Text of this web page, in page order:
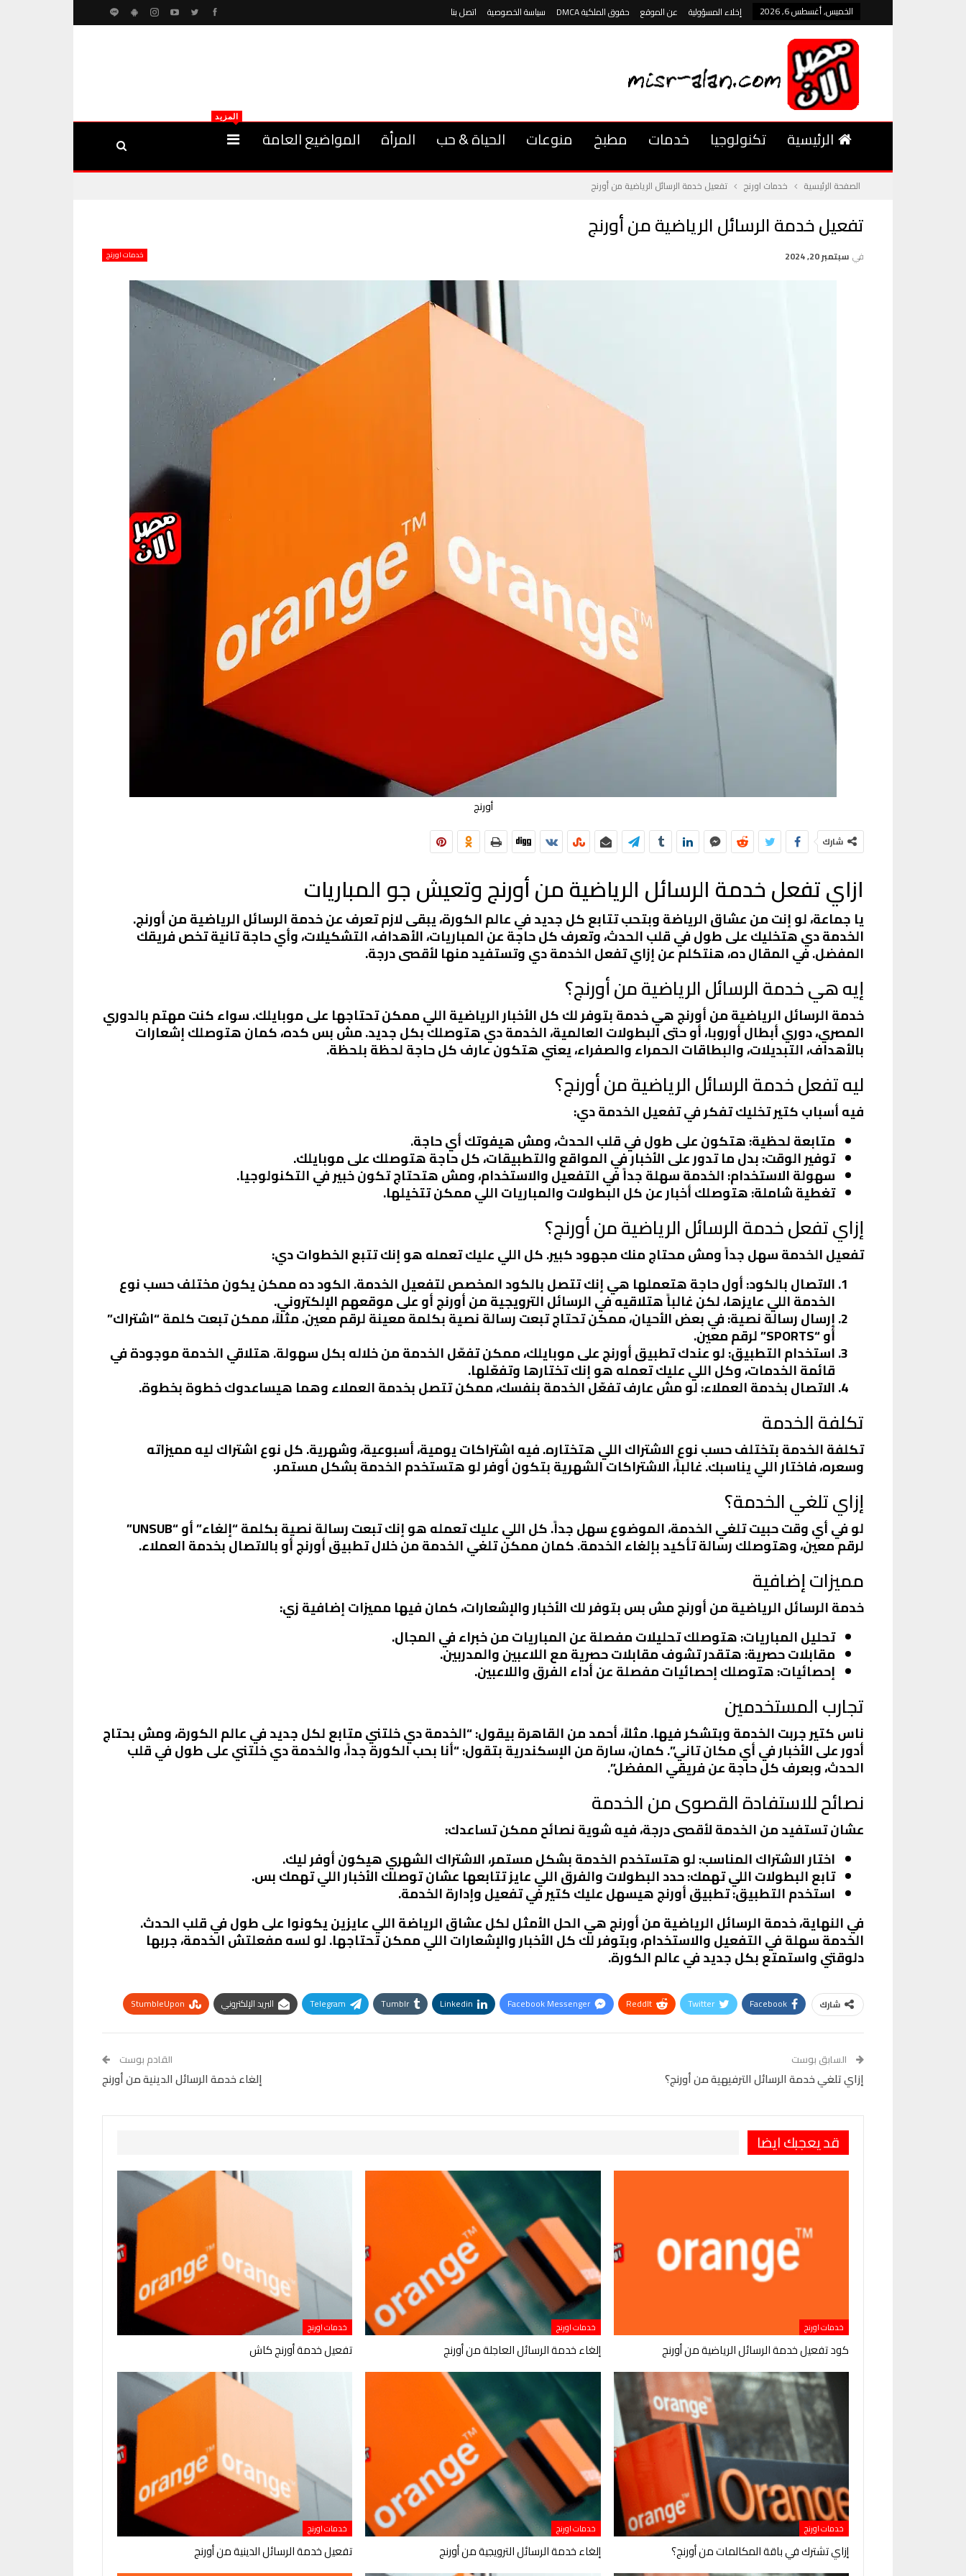
الخميس, أغسطس 6, 2026 إخلاء المسؤولية عن الموقع حقوق الملكية DMCA سياسة الخصوصية اتصل بنا
الرئيسية تكنولوجيا خدمات مطبخ منوعات الحياة & حب المرأة المواضيع العامة
المزيد
الصفحة الرئيسية خدمات اورنج تفعيل خدمة الرسائل الرياضية من أورنج
تفعيل خدمة الرسائل الرياضية من أورنج
خدمات اورنج في سبتمبر 20, 2024
أورنج
شارك
ازاي تفعل خدمة الرسائل الرياضية من أورنج وتعيش جو المباريات
يا جماعة، لو إنت من عشاق الرياضة وبتحب تتابع كل جديد في عالم الكورة، يبقى لازم تعرف عن خدمة الرسائل الرياضية من أورنج.
الخدمة دي هتخليك على طول في قلب الحدث، وتعرف كل حاجة عن المباريات، الأهداف، التشكيلات، وأي حاجة تانية تخص فريقك
المفضل. في المقال ده، هنتكلم عن إزاي تفعل الخدمة دي وتستفيد منها لأقصى درجة.
إيه هي خدمة الرسائل الرياضية من أورنج؟
خدمة الرسائل الرياضية من أورنج هي خدمة بتوفر لك كل الأخبار الرياضية اللي ممكن تحتاجها على موبايلك. سواء كنت مهتم بالدوري
المصري، دوري أبطال أوروبا، أو حتى البطولات العالمية، الخدمة دي هتوصلك بكل جديد. مش بس كده، كمان هتوصلك إشعارات
بالأهداف، التبديلات، والبطاقات الحمراء والصفراء، يعني هتكون عارف كل حاجة لحظة بلحظة.
ليه تفعل خدمة الرسائل الرياضية من أورنج؟
فيه أسباب كتير تخليك تفكر في تفعيل الخدمة دي:
متابعة لحظية: هتكون على طول في قلب الحدث، ومش هيفوتك أي حاجة.
توفير الوقت: بدل ما تدور على الأخبار في المواقع والتطبيقات، كل حاجة هتوصلك على موبايلك.
سهولة الاستخدام: الخدمة سهلة جداً في التفعيل والاستخدام، ومش هتحتاج تكون خبير في التكنولوجيا.
تغطية شاملة: هتوصلك أخبار عن كل البطولات والمباريات اللي ممكن تتخيلها.
إزاي تفعل خدمة الرسائل الرياضية من أورنج؟
تفعيل الخدمة سهل جداً ومش محتاج منك مجهود كبير. كل اللي عليك تعمله هو إنك تتبع الخطوات دي:
الاتصال بالكود: أول حاجة هتعملها هي إنك تتصل بالكود المخصص لتفعيل الخدمة. الكود ده ممكن يكون مختلف حسب نوع
الخدمة اللي عايزها، لكن غالباً هتلاقيه في الرسائل الترويجية من أورنج أو على موقعهم الإلكتروني.
إرسال رسالة نصية: في بعض الأحيان، ممكن تحتاج تبعت رسالة نصية بكلمة معينة لرقم معين. مثلاً، ممكن تبعت كلمة “اشتراك”
أو “SPORTS” لرقم معين.
استخدام التطبيق: لو عندك تطبيق أورنج على موبايلك، ممكن تفعّل الخدمة من خلاله بكل سهولة. هتلاقي الخدمة موجودة في
قائمة الخدمات، وكل اللي عليك تعمله هو إنك تختارها وتفعّلها.
الاتصال بخدمة العملاء: لو مش عارف تفعّل الخدمة بنفسك، ممكن تتصل بخدمة العملاء وهما هيساعدوك خطوة بخطوة.
تكلفة الخدمة
تكلفة الخدمة بتختلف حسب نوع الاشتراك اللي هتختاره. فيه اشتراكات يومية، أسبوعية، وشهرية. كل نوع اشتراك ليه مميزاته
وسعره، فاختار اللي يناسبك. غالباً، الاشتراكات الشهرية بتكون أوفر لو هتستخدم الخدمة بشكل مستمر.
إزاي تلغي الخدمة؟
لو في أي وقت حبيت تلغي الخدمة، الموضوع سهل جداً. كل اللي عليك تعمله هو إنك تبعت رسالة نصية بكلمة “إلغاء” أو “UNSUB”
لرقم معين، وهتوصلك رسالة تأكيد بإلغاء الخدمة. كمان ممكن تلغي الخدمة من خلال تطبيق أورنج أو بالاتصال بخدمة العملاء.
مميزات إضافية
خدمة الرسائل الرياضية من أورنج مش بس بتوفر لك الأخبار والإشعارات، كمان فيها مميزات إضافية زي:
تحليل المباريات: هتوصلك تحليلات مفصلة عن المباريات من خبراء في المجال.
مقابلات حصرية: هتقدر تشوف مقابلات حصرية مع اللاعبين والمدربين.
إحصائيات: هتوصلك إحصائيات مفصلة عن أداء الفرق واللاعبين.
تجارب المستخدمين
ناس كتير جربت الخدمة وبتشكر فيها. مثلاً، أحمد من القاهرة بيقول: “الخدمة دي خلتني متابع لكل جديد في عالم الكورة، ومش بحتاج
أدور على الأخبار في أي مكان تاني”. كمان، سارة من الإسكندرية بتقول: “أنا بحب الكورة جداً، والخدمة دي خلتني على طول في قلب
الحدث، وبعرف كل حاجة عن فريقي المفضل”.
نصائح للاستفادة القصوى من الخدمة
عشان تستفيد من الخدمة لأقصى درجة، فيه شوية نصائح ممكن تساعدك:
اختار الاشتراك المناسب: لو هتستخدم الخدمة بشكل مستمر، الاشتراك الشهري هيكون أوفر ليك.
تابع البطولات اللي تهمك: حدد البطولات والفرق اللي عايز تتابعها عشان توصلك الأخبار اللي تهمك بس.
استخدم التطبيق: تطبيق أورنج هيسهل عليك كتير في تفعيل وإدارة الخدمة.
في النهاية، خدمة الرسائل الرياضية من أورنج هي الحل الأمثل لكل عشاق الرياضة اللي عايزين يكونوا على طول في قلب الحدث.
الخدمة سهلة في التفعيل والاستخدام، وبتوفر لك كل الأخبار والإشعارات اللي ممكن تحتاجها. لو لسه مفعلتش الخدمة، جربها
دلوقتي واستمتع بكل جديد في عالم الكورة.
شارك Facebook
Twitter
ReddIt
Facebook Messenger
Linkedin
Tumblr
Telegram البريد الإلكتروني
StumbleUpon
السابق بوست
إزاي تلغي خدمة الرسائل الترفيهية من أورنج؟
القادم بوست
إلغاء خدمة الرسائل الدينية من أورنج
قد يعجبك ايضا
خدمات اورنج
كود تفعيل خدمة الرسائل الرياضية من أورنج
خدمات اورنج
إلغاء خدمة الرسائل العاجلة من أورنج
خدمات اورنج
تفعيل خدمة أورنج كاش
خدمات اورنج
إزاي تشترك في باقة المكالمات من أورنج؟
خدمات اورنج
إلغاء خدمة الرسائل الترويجية من أورنج
خدمات اورنج
تفعيل خدمة الرسائل الدينية من أورنج